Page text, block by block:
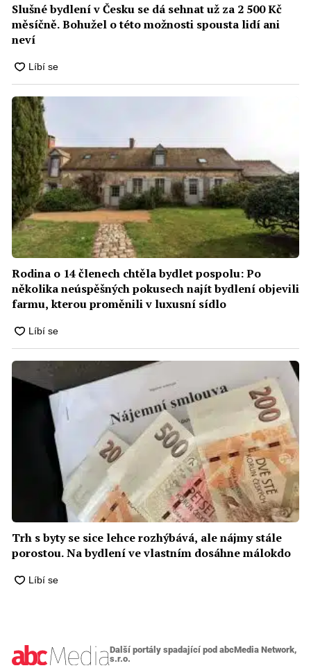
Slušné bydlení v Česku se dá sehnat už za 2 500 Kč
měsíčně. Bohužel o této možnosti spousta lidí ani
neví
Rodina o 14 členech chtěla bydlet pospolu: Po
několika neúspěšných pokusech najít bydlení objevili
farmu, kterou proměnili v luxusní sídlo
Trh s byty se sice lehce rozhýbává, ale nájmy stále
porostou. Na bydlení ve vlastním dosáhne málokdo
Další portály spadající pod abcMedia Network,
s.r.o.